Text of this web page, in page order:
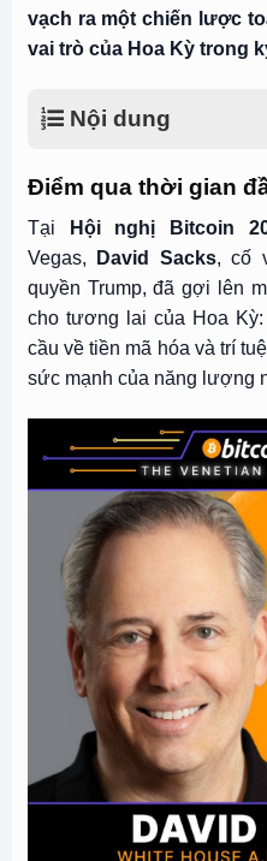
vạch ra một chiến lược
vai trò của Hoa Kỳ trong
Nội dung
Điểm qua thời gian
Tại Hội nghị Bitcoin
Vegas,
David Sacks, cố
quyền Trump, đã gợi lên
cho tương lai của Hoa
cầu về tiền mã hóa và trí
sức mạnh của năng lượng